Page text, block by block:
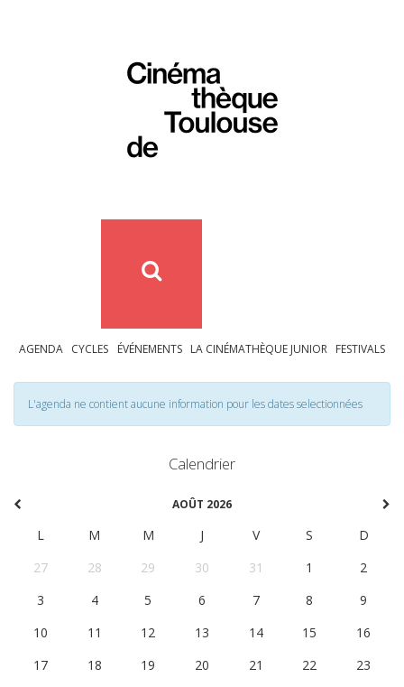
AGENDA CYCLES ÉVÉNEMENTS LA CINÉMATHÈQUE JUNIOR FESTIVALS
L'agenda ne contient aucune information pour les dates selectionnées
Calendrier
AOÛT 2026
L M M J V S
D
27
28 29 30 31 1
2
3
4 5 6 7 8
9
10
11 12 13 14 15
16
17
18 19 20 21 22
23